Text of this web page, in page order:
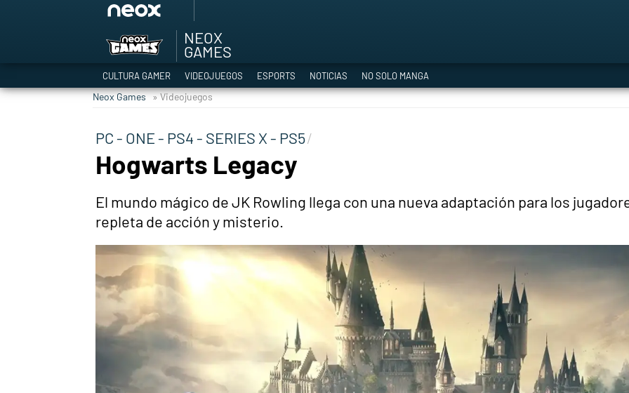
TGA Tercera gala
Hyrule Warriors
Asia peculiar tradición
NEOX
GAMES
CULTURA GAMER VIDEOJUEGOS ESPORTS NOTICIAS NO SOLO MANGA
Neox Games » Videojuegos
PC - ONE - PS4 - SERIES X - PS5
Hogwarts Legacy
El mundo mágico de JK Rowling llega con una nueva adaptación para los
repleta de acción y misterio.